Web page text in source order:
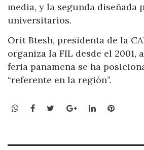
media, y la segunda diseñada
universitarios.
Orit Btesh, presidenta de la
organiza la FIL desde el 2001,
feria panameña se ha
“referente en la región”.
WhatsApp
Facebook
TwitterGoogle+LinkedIn